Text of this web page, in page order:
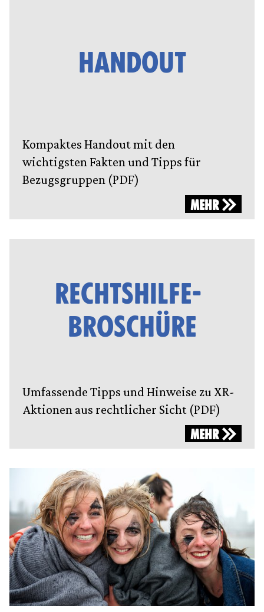
HANDOUT
Kompaktes Handout mit den
wichtigsten Fakten und Tipps für
Bezugsgruppen (PDF)
MEHR
RECHTSHILFE-
BROSCHÜRE
Umfassende Tipps und Hinweise zu XR-
Aktionen aus rechtlicher Sicht (PDF)
MEHR